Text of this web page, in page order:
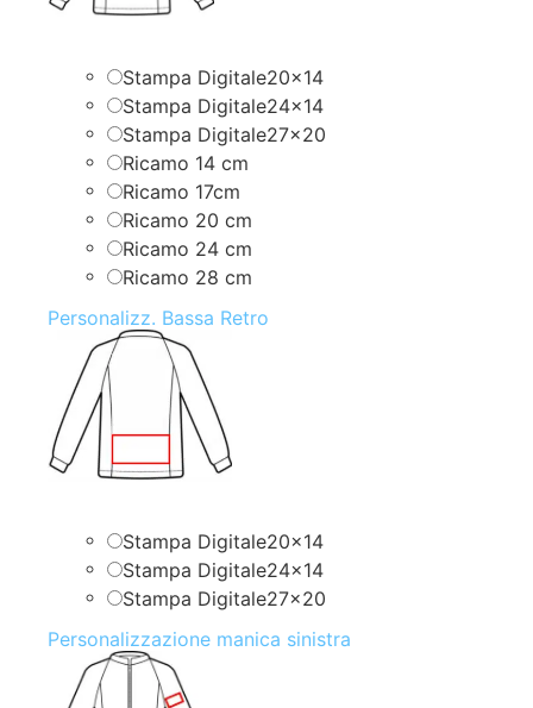
Stampa Digitale20x14
Stampa Digitale24x14
Stampa Digitale27x20
Ricamo 14 cm
Ricamo 17cm
Ricamo 20 cm
Ricamo 24 cm
Ricamo 28 cm
Personalizz. Bassa Retro
Stampa Digitale20x14
Stampa Digitale24x14
Stampa Digitale27x20
Personalizzazione manica sinistra